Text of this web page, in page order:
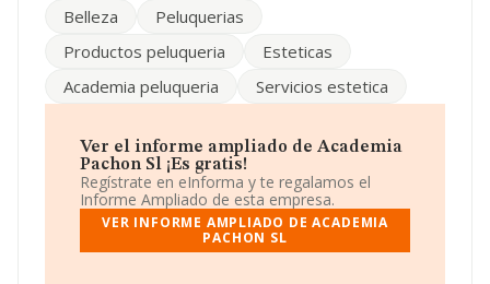
corresponde a 9621 con código '%cnae%'. No realiza
del teléfono 935604281.
está situada en Calle Lluis Companys núm. 5, (08130),
Santa Perpetua De Mogoda, en Barcelona, Cataluña.
Con los datos a disposición de INFORMA sobre 27.497
empresas pertenecientes al sector, en el ámbito
nacional la facturación alcanza la cifra de 868 millones
de euros y la media de facturación de ventas entre
Belleza
Peluquerias
Productos peluqueria
Esteticas
Academia peluqueria
Servicios estetica
Ver el informe ampliado de Academia
Pachon Sl ¡Es gratis!
Regístrate en eInforma y te regalamos el
Informe Ampliado de esta empresa.
VER INFORME AMPLIADO DE ACADEMIA
PACHON SL